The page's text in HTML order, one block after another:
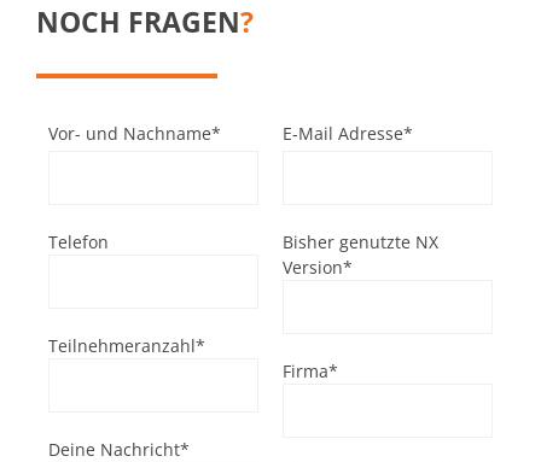
NOCH FRAGEN?
Vor- und Nachname*
Telefon
Teilnehmeranzahl*
Deine Nachricht*
E-Mail Adresse*
Bisher genutzte NX
Version*
Firma*